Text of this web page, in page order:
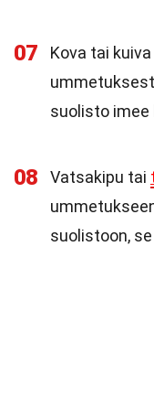
07
Kova tai
suolisto
08 Vatsakipu tai
suolistoon,